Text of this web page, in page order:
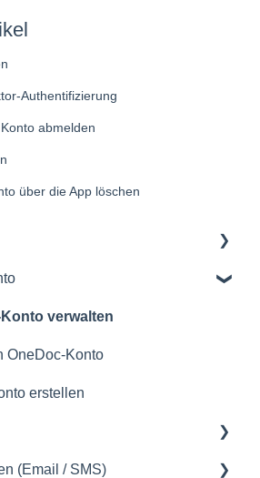
Authentifizierung
abmelden
über die App löschen
verwalten
OneDoc-Konto
erstellen
buchen können
(Email / SMS)